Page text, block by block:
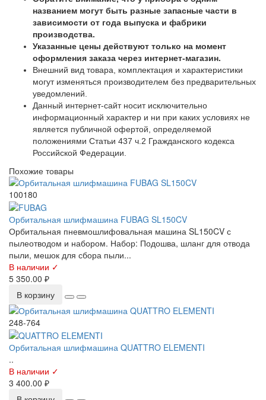
названием могут быть разные запасные части в
зависимости от года выпуска и фабрики
производства.
Указанные цены действуют только на момент
оформления заказа через интернет-магазин.
Внешний вид товара, комплектация и характеристики
могут изменяться производителем без предварительных
уведомлений.
Данный интернет-сайт носит исключительно
информационный характер и ни при каких условиях не
является публичной офертой, определяемой
положениями Статьи 437 ч.2 Гражданского кодекса
Российской Федерации.
Похожие товары
100180
Орбитальная шлифмашина FUBAG SL150CV
Орбитальная пневмошлифовальная машина SL150CV с
пылеотводом и набором. Набор: Подошва, шланг для отвода
пыли, мешок для сбора пыли...
В наличии ✓
5 350.00 ₽
В корзину
248-764
Орбитальная шлифмашина QUATTRO ELEMENTI
..
В наличии ✓
3 400.00 ₽